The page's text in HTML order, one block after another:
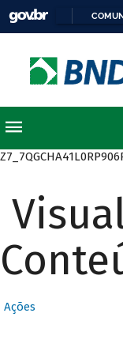
Ações